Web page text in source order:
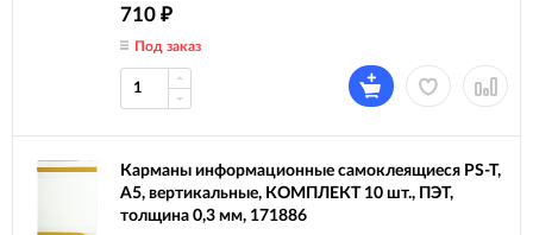
710 ₽
Под заказ
Карманы информационные самоклеящиеся PS-T,
А5, вертикальные, КОМПЛЕКТ 10 шт., ПЭТ,
толщина 0,3 мм, 171886